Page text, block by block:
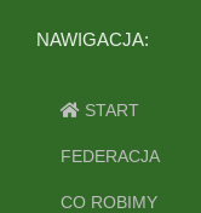
NAWIGACJA:
START
FEDERACJA
CO ROBIMY